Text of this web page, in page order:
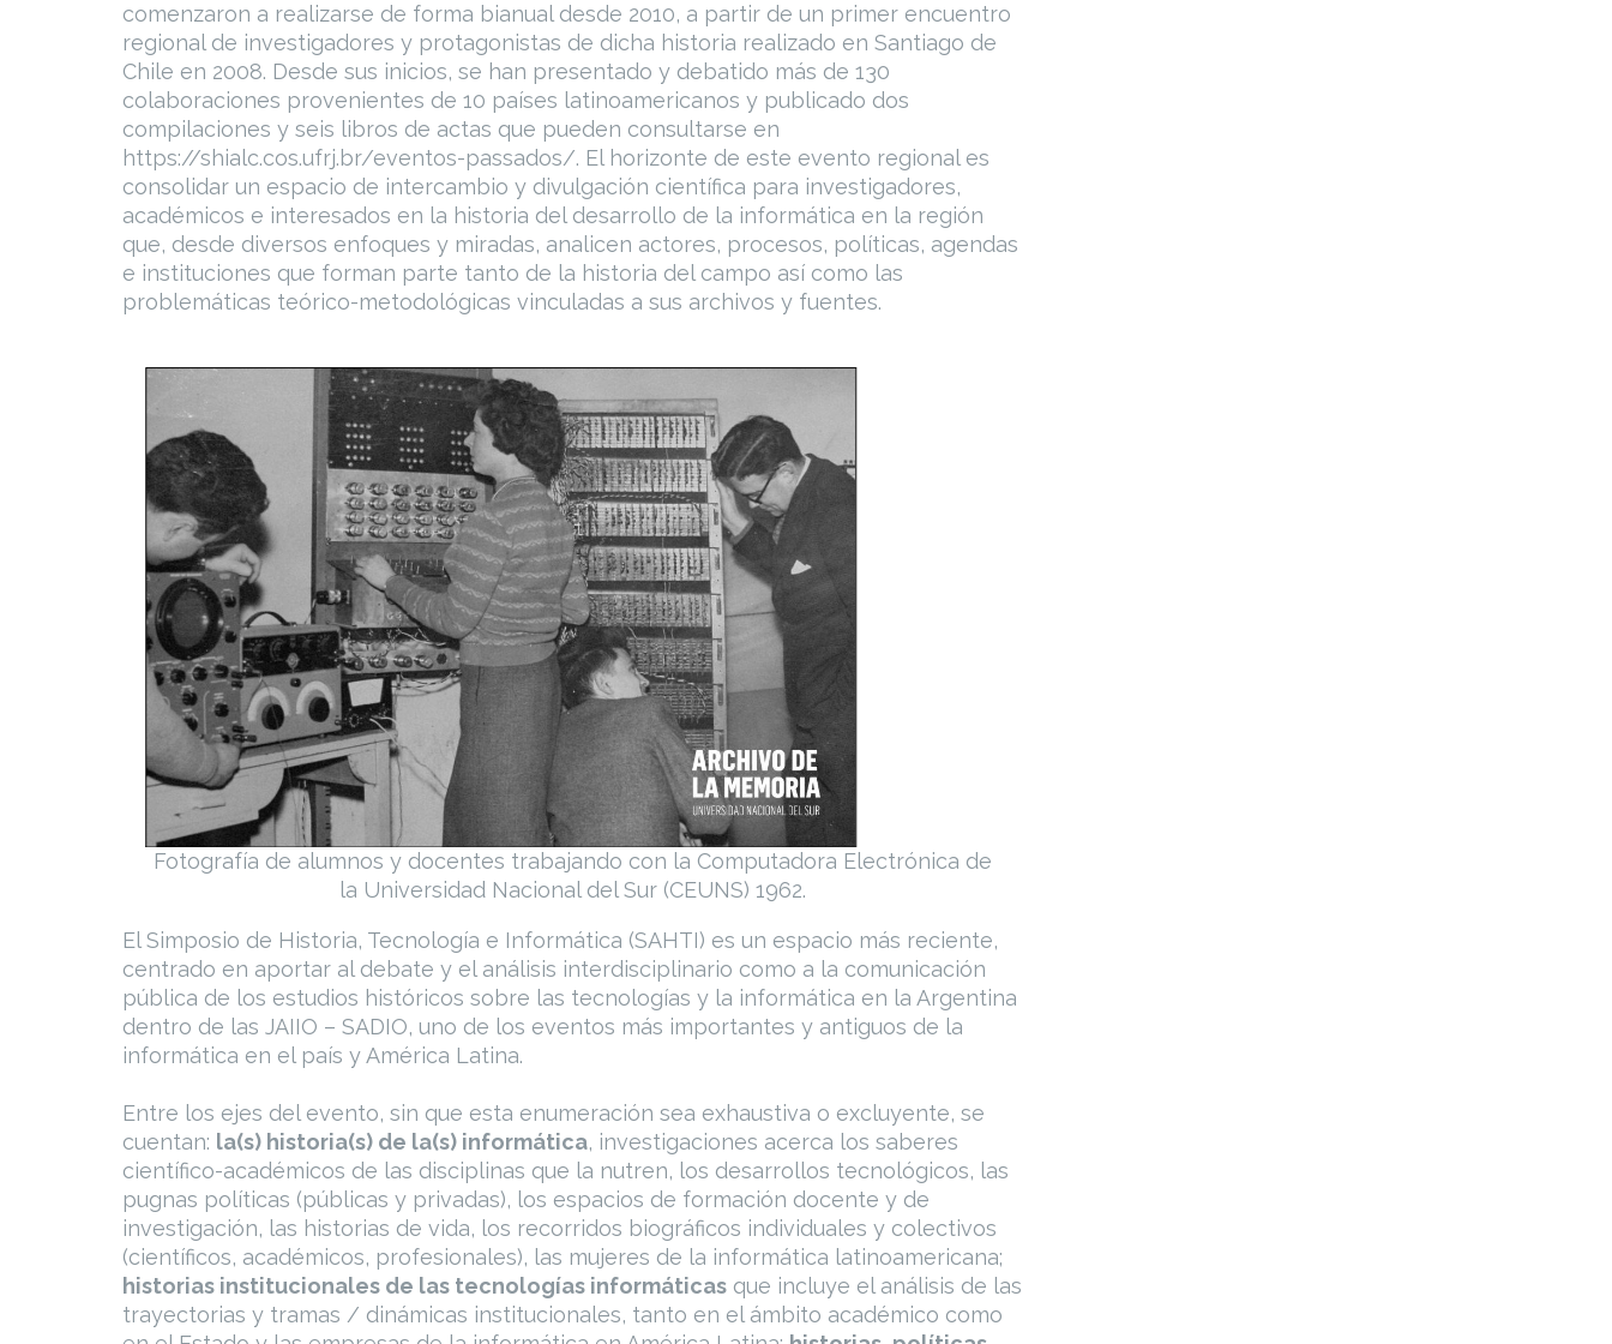
comenzaron a realizarse de forma bianual desde 2010, a partir de un primer encuentro
regional de investigadores y protagonistas de dicha historia realizado en Santiago de
Chile en 2008. Desde sus inicios, se han presentado y debatido más de 130
colaboraciones provenientes de 10 países latinoamericanos y publicado dos
compilaciones y seis libros de actas que pueden consultarse en
https://shialc.cos.ufrj.br/eventos-passados/. El horizonte de este evento regional es
consolidar un espacio de intercambio y divulgación científica para investigadores,
académicos e interesados en la historia del desarrollo de la informática en la región
que, desde diversos enfoques y miradas, analicen actores, procesos, políticas, agendas
e instituciones que forman parte tanto de la historia del campo así como las
problemáticas teórico-metodológicas vinculadas a sus archivos y fuentes.
Fotografía de alumnos y docentes trabajando con la Computadora Electrónica de
la Universidad Nacional del Sur (CEUNS) 1962.
El Simposio de Historia, Tecnología e Informática (SAHTI) es un espacio más reciente,
centrado en aportar al debate y el análisis interdisciplinario como a la comunicación
pública de los estudios históricos sobre las tecnologías y la informática en la Argentina
dentro de las JAIIO – SADIO, uno de los eventos más importantes y antiguos de la
informática en el país y América Latina.
Entre los ejes del evento, sin que esta enumeración sea exhaustiva o excluyente, se
cuentan: la(s) historia(s) de la(s) informática, investigaciones acerca los saberes
científico-académicos de las disciplinas que la nutren, los desarrollos tecnológicos, las
pugnas políticas (públicas y privadas), los espacios de formación docente y de
investigación, las historias de vida, los recorridos biográficos individuales y colectivos
(científicos, académicos, profesionales), las mujeres de la informática latinoamericana;
historias institucionales de las tecnologías informáticas que incluye el análisis de las
trayectorias y tramas / dinámicas institucionales, tanto en el ámbito académico como